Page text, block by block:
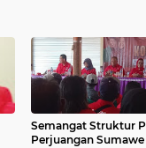
Semangat Struktur
Perjuangan Sumawe